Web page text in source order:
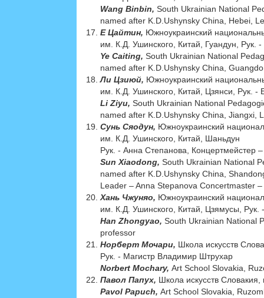
Wang Binbin, South Ukrainian National
named after K.D.Ushynsky China, Hebei,
Е Цайтин, Южноукраинский
им. К.Д. Ушинского, Китай, Гуандун, Рук.
Ye Caiting, South Ukrainian National
named after K.D.Ushynsky China,
Ли Цзиюй, Южноукраинский
им. К.Д. Ушинского, Китай, Цзянси, Рук.
Li Ziyu, South Ukrainian National
named after K.D.Ushynsky China, Jiangxi,
Сунь Сяодун, Южноукраинский
им. К.Д. Ушинского, Китай, Шаньдун
Рук. - Анна Степанова, Концертмейcтер
Sun Xiaodong, South Ukrainian National
named after K.D.Ushynsky China,
Leader – Anna Stepanova Сoncertmaster –
Хань Чжуняо, Южноукраинский
им. К.Д. Ушинского, Китай, Цзямусы,
Han Zhongyao, South Ukrainian National
professor
Норберт Мочари, Школа искусств
Рук. - Магистр Владимир Штрухар
Norbert Mochary, Art School Slovakia,
Павол Папух, Школа искусств
Pavol Papuch, Art School Slovakia,